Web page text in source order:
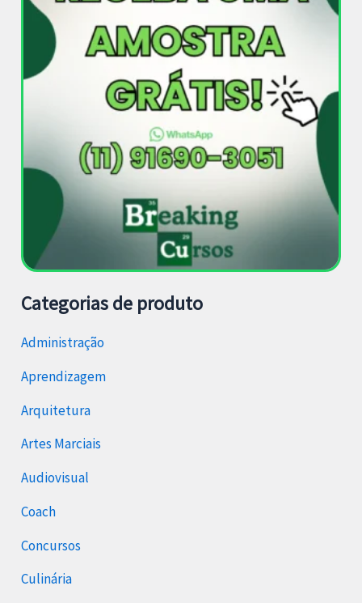
Categorias de produto
Administração
Aprendizagem
Arquitetura
Artes Marciais
Audiovisual
Coach
Concursos
Culinária